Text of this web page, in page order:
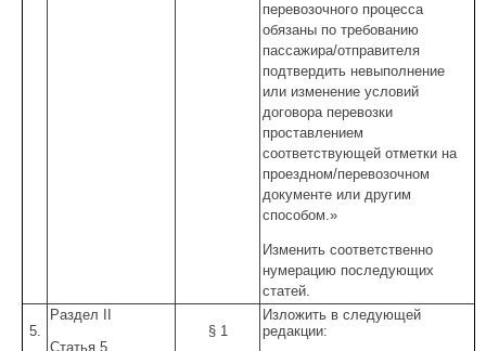
перевозочного процесса
обязаны по требованию
пассажира/отправителя
подтвердить невыполнение
или изменение условий
договора перевозки
проставлением
соответствующей отметки на
проездном/перевозочном
документе или другим
способом.»
Изменить соответственно
нумерацию последующих
статей.
5.
Раздел II
Статья 5
§ 1
Изложить в следующей
редакции: